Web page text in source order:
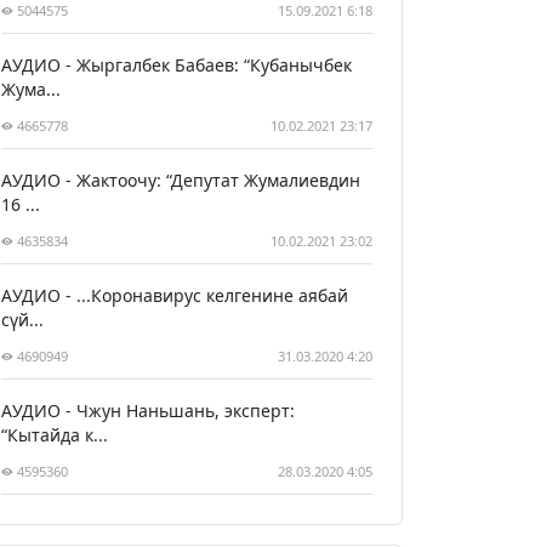
5044575 15.09.2021 6:18
АУДИО - Жыргалбек Бабаев: “Кубанычбек
Жума...
4665778 10.02.2021 23:17
АУДИО - Жактоочу: “Депутат Жумалиевдин
16 ...
4635834 10.02.2021 23:02
АУДИО - ...Коронавирус келгенине аябай
сүй...
4690949 31.03.2020 4:20
АУДИО - Чжун Наньшань, эксперт:
“Кытайда к...
4595360 28.03.2020 4:05